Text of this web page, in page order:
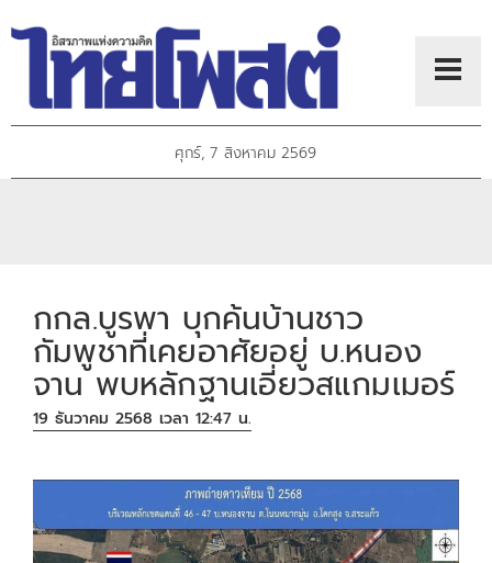
ศุกร์, 7 สิงหาคม 2569
กกล.บูรพา บุกค้นบ้านชาว
กัมพูชาที่เคยอาศัยอยู่ บ.หนอง
จาน พบหลักฐานเอี่ยวสแกมเมอร์
19 ธันวาคม 2568 เวลา 12:47 น.